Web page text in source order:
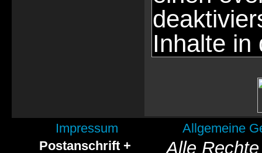
Inhalte in
Impressum
Allgemeine
Postanschrift +
Alle